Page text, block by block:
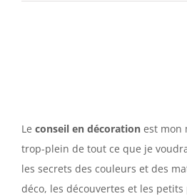
Le conseil en décoration est mon
trop-plein de tout ce que je
les secrets des couleurs et des
déco, les découvertes et les